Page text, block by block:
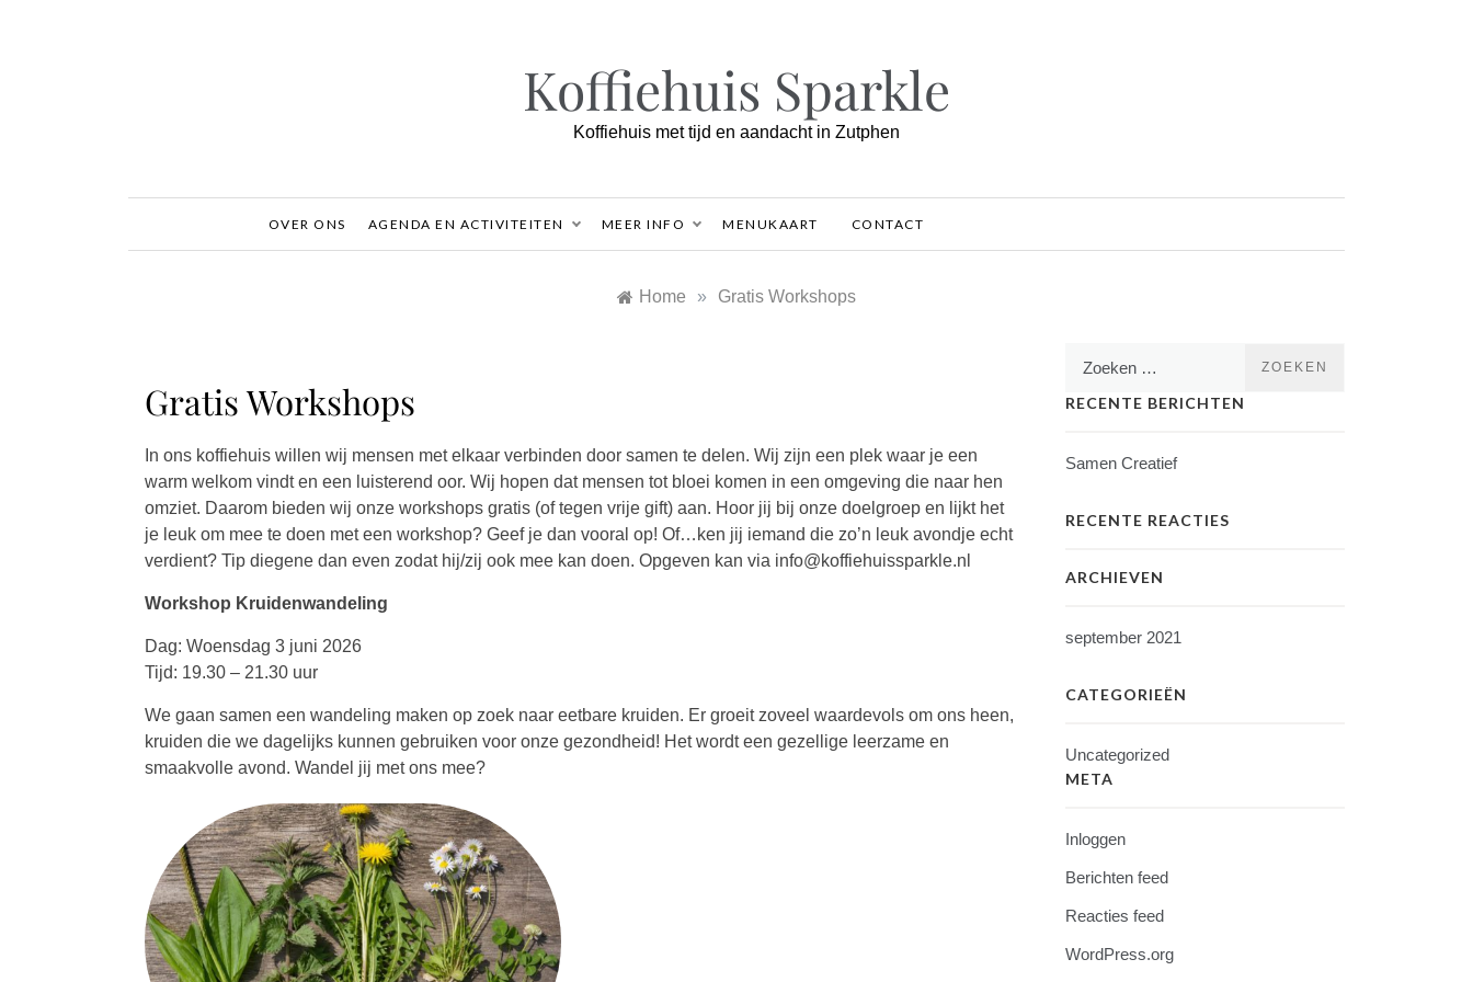
Koffiehuis Sparkle
Koffiehuis met tijd en aandacht in Zutphen
OVER ONS AGENDA EN ACTIVITEITEN MEER INFO MENUKAART CONTACT
Home » Gratis Workshops
Gratis Workshops
In ons koffiehuis willen wij mensen met elkaar verbinden door samen te delen. Wij zijn een plek waar je een
warm welkom vindt en een luisterend oor. Wij hopen dat mensen tot bloei komen in een omgeving die naar hen
omziet. Daarom bieden wij onze workshops gratis (of tegen vrije gift) aan. Hoor jij bij onze doelgroep en lijkt het
je leuk om mee te doen met een workshop? Geef je dan vooral op! Of…ken jij iemand die zo’n leuk avondje echt
verdient? Tip diegene dan even zodat hij/zij ook mee kan doen. Opgeven kan via info@koffiehuissparkle.nl
Workshop Kruidenwandeling
Dag: Woensdag 3 juni 2026
Tijd: 19.30 – 21.30 uur
We gaan samen een wandeling maken op zoek naar eetbare kruiden. Er groeit zoveel waardevols om ons heen,
kruiden die we dagelijks kunnen gebruiken voor onze gezondheid! Het wordt een gezellige leerzame en
smaakvolle avond. Wandel jij met ons mee?
RECENTE BERICHTEN
Samen Creatief
RECENTE REACTIES
ARCHIEVEN
september 2021
CATEGORIEËN
Uncategorized
META
Inloggen
Berichten feed
Reacties feed
WordPress.org